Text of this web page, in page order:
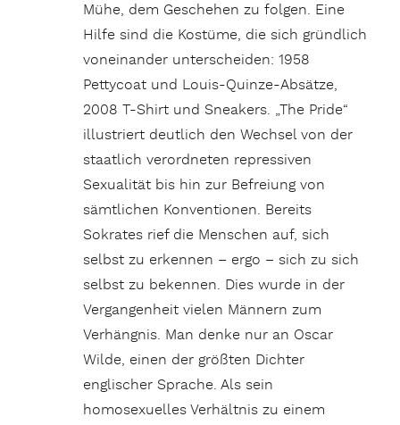
Mühe, dem Geschehen zu folgen. Eine
Hilfe sind die Kostüme, die sich gründlich
voneinander unterscheiden: 1958
Pettycoat und Louis-Quinze-Absätze,
2008 T-Shirt und Sneakers. „The Pride“
illustriert deutlich den Wechsel von der
staatlich verordneten repressiven
Sexualität bis hin zur Befreiung von
sämtlichen Konventionen. Bereits
Sokrates rief die Menschen auf, sich
selbst zu erkennen – ergo – sich zu sich
selbst zu bekennen. Dies wurde in der
Vergangenheit vielen Männern zum
Verhängnis. Man denke nur an Oscar
Wilde, einen der größten Dichter
englischer Sprache. Als sein
homosexuelles Verhältnis zu einem